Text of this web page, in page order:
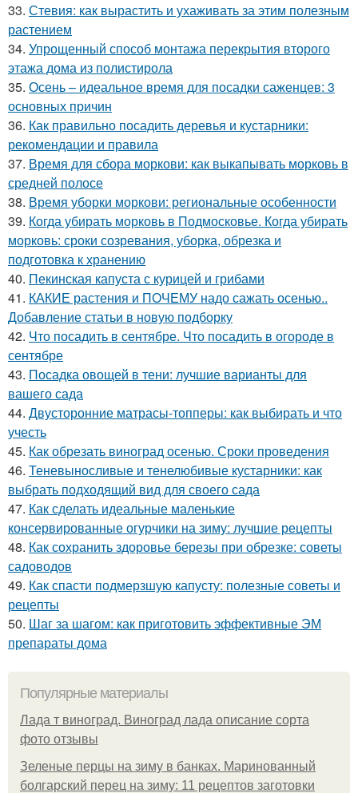
33. Стевия: как вырастить и ухаживать за этим полезным
растением
34. Упрощенный способ монтажа перекрытия второго
этажа дома из полистирола
35. Осень – идеальное время для посадки саженцев: 3
основных причин
36. Как правильно посадить деревья и кустарники:
рекомендации и правила
37. Время для сбора моркови: как выкапывать морковь в
средней полосе
38. Время уборки моркови: региональные особенности
39. Когда убирать морковь в Подмосковье. Когда убирать
морковь: сроки созревания, уборка, обрезка и
подготовка к хранению
40. Пекинская капуста с курицей и грибами
41. КАКИЕ растения и ПОЧЕМУ надо сажать осенью..
Добавление статьи в новую подборку
42. Что посадить в сентябре. Что посадить в огороде в
сентябре
43. Посадка овощей в тени: лучшие варианты для
вашего сада
44. Двусторонние матрасы-топперы: как выбирать и что
учесть
45. Как обрезать виноград осенью. Сроки проведения
46. Теневыносливые и тенелюбивые кустарники: как
выбрать подходящий вид для своего сада
47. Как сделать идеальные маленькие
консервированные огурчики на зиму: лучшие рецепты
48. Как сохранить здоровье березы при обрезке: советы
садоводов
49. Как спасти подмерзшую капусту: полезные советы и
рецепты
50. Шаг за шагом: как приготовить эффективные ЭМ
препараты дома
Популярные материалы
Лада т виноград. Виноград лада описание сорта
фото отзывы
Зеленые перцы на зиму в банках. Маринованный
болгарский перец на зиму: 11 рецептов заготовки